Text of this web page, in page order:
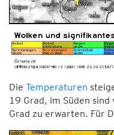
Die Temperaturen
19 Grad, im Süden
Grad zu erwarten. Für